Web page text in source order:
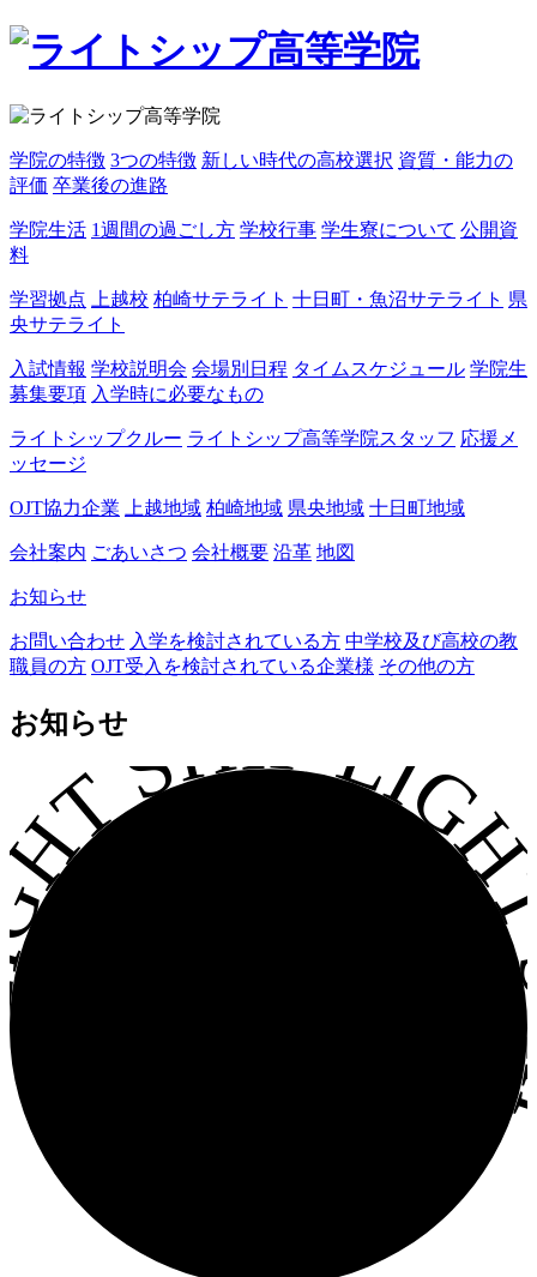
学院の特徴 3つの特徴 新しい時代の高校選択 資質・能力の
評価 卒業後の進路
学院生活 1週間の過ごし方 学校行事 学生寮について 公開資
料
学習拠点 上越校 柏崎サテライト 十日町・魚沼サテライト 県
央サテライト
入試情報 学校説明会 会場別日程 タイムスケジュール 学院生
募集要項 入学時に必要なもの
ライトシップクルー ライトシップ高等学院スタッフ 応援メ
ッセージ
OJT協力企業 上越地域 柏崎地域 県央地域 十日町地域
会社案内 ごあいさつ 会社概要 沿革 地図
お知らせ
お問い合わせ 入学を検討されている方 中学校及び高校の教
職員の方 OJT受入を検討されている企業様 その他の方
お知らせSHIP